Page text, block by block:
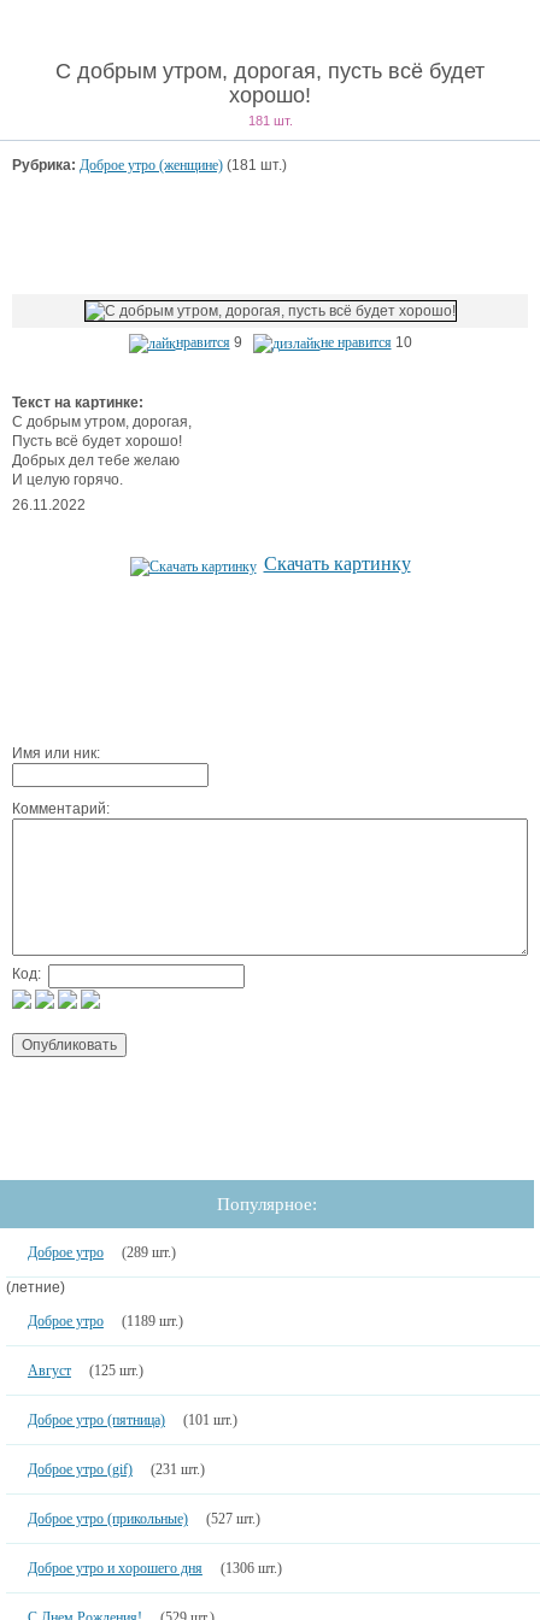
С добрым утром, дорогая, пусть всё будет
хорошо!
181 шт.
Рубрика: Доброе утро (женщине) (181 шт.)
нравится 9 не нравится 10
Текст на картинке:
С добрым утром, дорогая,
Пусть всё будет хорошо!
Добрых дел тебе желаю
И целую горячо.
26.11.2022
Скачать картинку
Имя или ник:
Комментарий:
Код:
Популярное:
Доброе утро (289 шт.)
(летние)
Доброе утро
(1189 шт.)
Август (125 шт.)
Доброе утро (пятница) (101 шт.)
Доброе утро (gif) (231 шт.)
Доброе утро (прикольные) (527 шт.)
Доброе утро и хорошего дня (1306 шт.)